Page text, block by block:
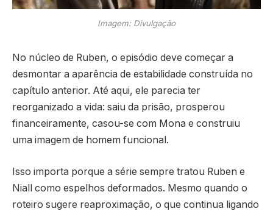
Imagem: Divulgação
No núcleo de Ruben, o episódio deve começar a
desmontar a aparência de estabilidade construída no
capítulo anterior. Até aqui, ele parecia ter
reorganizado a vida: saiu da prisão, prosperou
financeiramente, casou-se com Mona e construiu
uma imagem de homem funcional.
Isso importa porque a série sempre tratou Ruben e
Niall como espelhos deformados. Mesmo quando o
roteiro sugere reaproximação, o que continua ligando